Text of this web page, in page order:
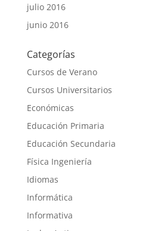
julio 2016
junio 2016
Categorías
Cursos de Verano
Cursos Universitarios
Económicas
Educación Primaria
Educación Secundaria
Física Ingeniería
Idiomas
Informática
Informativa